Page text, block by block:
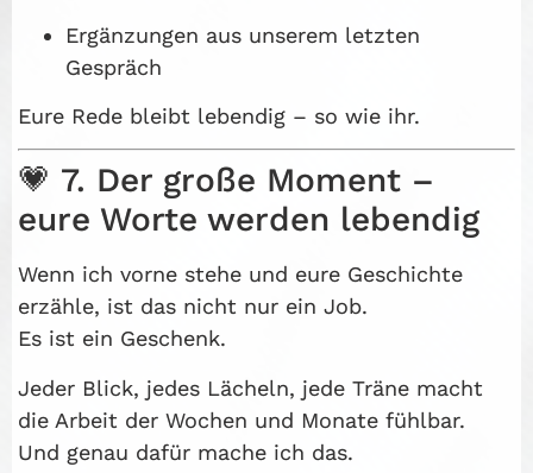
Ergänzungen aus unserem letzten
Gespräch
Eure Rede bleibt lebendig – so wie ihr.
💗 7. Der große Moment –
eure Worte werden lebendig
Wenn ich vorne stehe und eure Geschichte
erzähle, ist das nicht nur ein Job.
Es ist ein Geschenk.
Jeder Blick, jedes Lächeln, jede Träne macht
die Arbeit der Wochen und Monate fühlbar.
Und genau dafür mache ich das.